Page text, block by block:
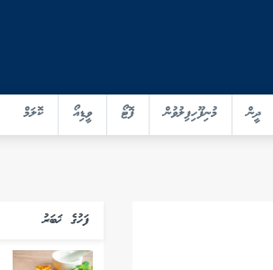
ދީން މުނިފޫހިފިލުވުން ފޮޓޯ ވީޑިއޯ ކޮލަމް
ފަހުގެ ޚަބަރު